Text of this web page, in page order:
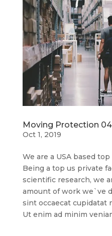
Moving Protection 04
Oct 1, 2019
We are a USA based
Being a top us private
scientific research, we
amount of work we`ve
sint occaecat cupidatat
Ut enim ad minim